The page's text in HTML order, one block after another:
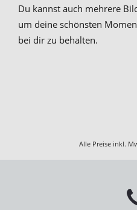
Du kannst auch mehrere
um deine schönsten
bei dir zu behalten.
Alle Preise inkl.